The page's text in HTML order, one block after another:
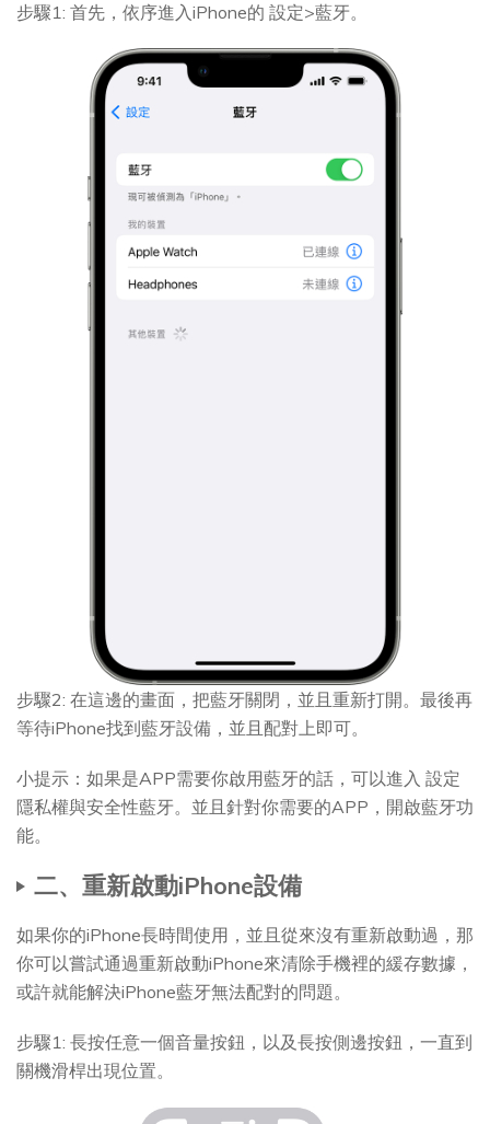
步驟1: 首先，依序進入iPhone的 設定>藍牙。
步驟2: 在這邊的畫面，把藍牙關閉，並且重新打開。最後再
等待iPhone找到藍牙設備，並且配對上即可。
小提示：如果是APP需要你啟用藍牙的話，可以進入 設定
隱私權與安全性藍牙。並且針對你需要的APP，開啟藍牙功
能。
二、重新啟動iPhone設備
如果你的iPhone長時間使用，並且從來沒有重新啟動過，那
你可以嘗試通過重新啟動iPhone來清除手機裡的緩存數據，
或許就能解決iPhone藍牙無法配對的問題。
步驟1: 長按任意一個音量按鈕，以及長按側邊按鈕，一直到
關機滑桿出現位置。